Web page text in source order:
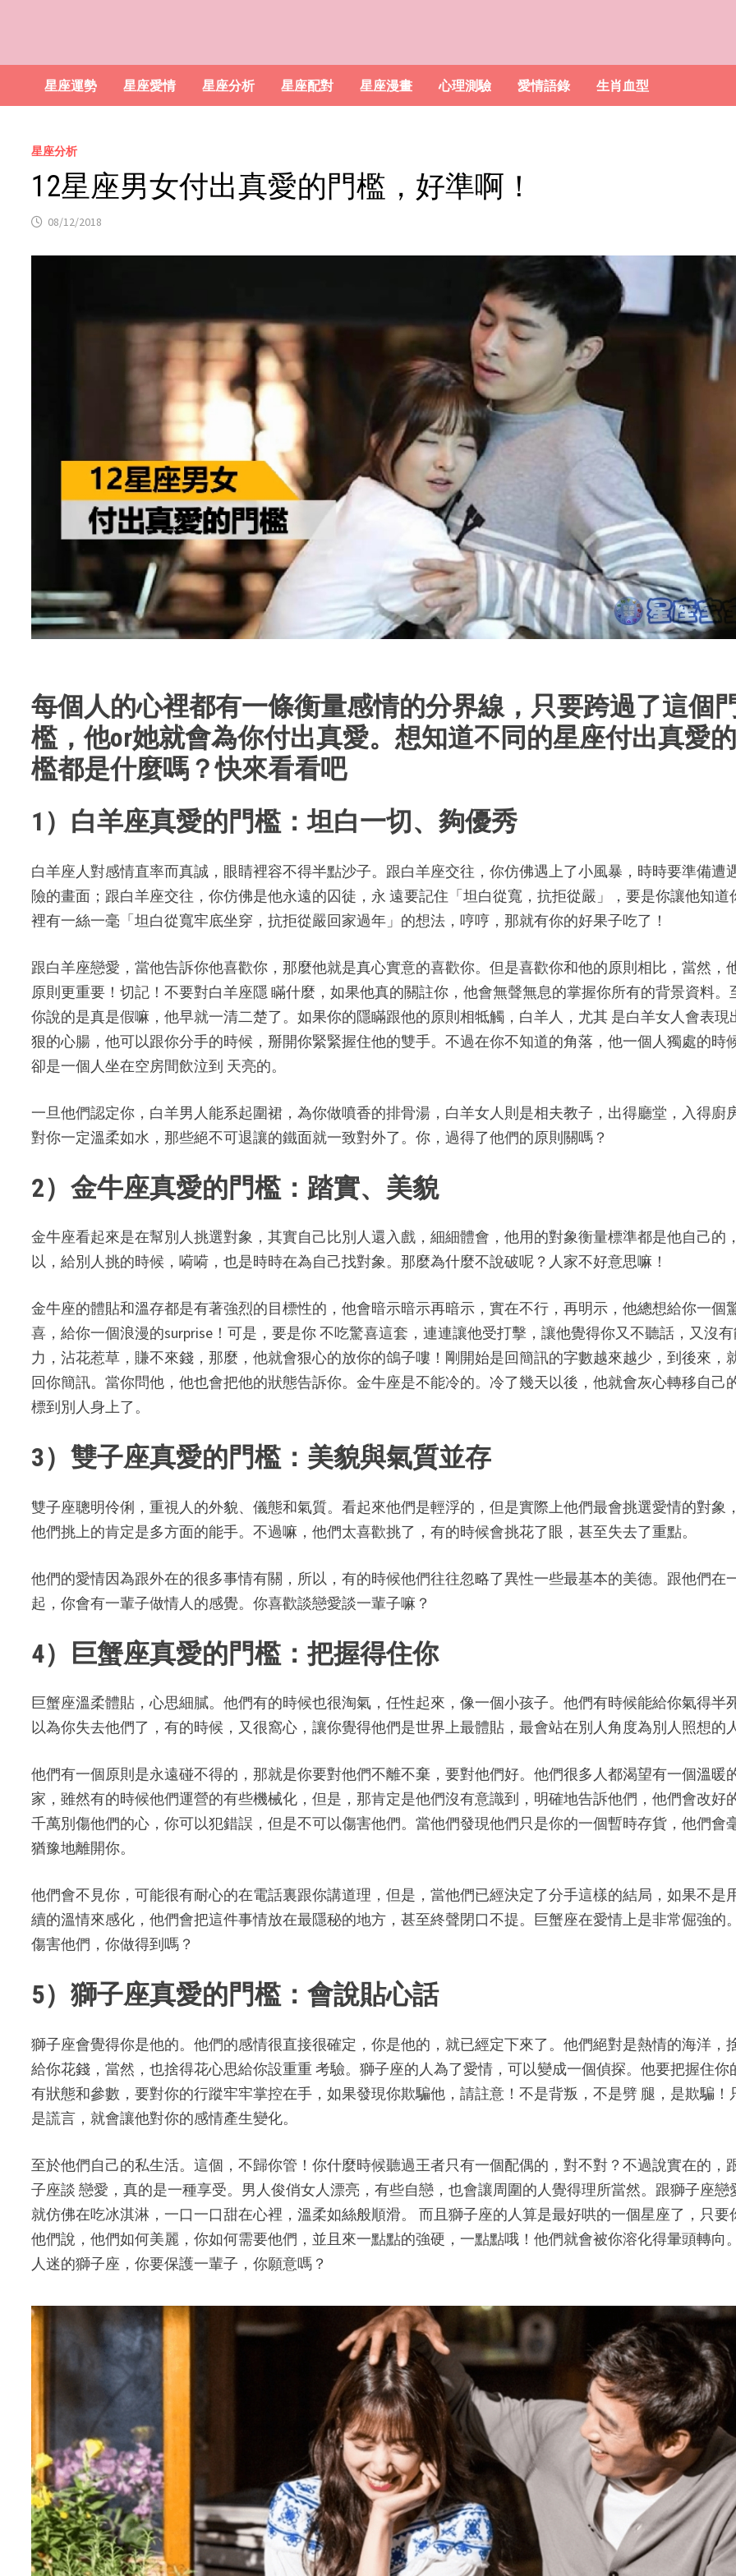
星座運勢 星座愛情 星座分析 星座配對 星座漫畫 心理測驗 愛情語錄 生肖血型
星座分析
12星座男女付出真愛的門檻，好準啊！
08/12/2018
每個人的心裡都有一條衡量感情的分界線，只要跨過了這個門
檻，他or她就會為你付出真愛。想知道不同的星座付出真愛
檻都是什麼嗎？快來看看吧
1）白羊座真愛的門檻：坦白一切、夠優秀
白羊座人對感情直率而真誠，眼睛裡容不得半點沙子。跟白羊座交往，你仿佛遇上了小風暴，時時要準備遭
險的畫面；跟白羊座交往，你仿佛是他永遠的囚徒，永 遠要記住「坦白從寬，抗拒從嚴」，要是你讓他知道
裡有一絲一毫「坦白從寬牢底坐穿，抗拒從嚴回家過年」的想法，哼哼，那就有你的好果子吃了！
跟白羊座戀愛，當他告訴你他喜歡你，那麼他就是真心實意的喜歡你。但是喜歡你和他的原則相比，當然，
原則更重要！切記！不要對白羊座隱 瞞什麼，如果他真的關註你，他會無聲無息的掌握你所有的背景資料。
你說的是真是假嘛，他早就一清二楚了。如果你的隱瞞跟他的原則相牴觸，白羊人，尤其 是白羊女人會表現
狠的心腸，他可以跟你分手的時候，掰開你緊緊握住他的雙手。不過在你不知道的角落，他一個人獨處的時
卻是一個人坐在空房間飲泣到 天亮的。
一旦他們認定你，白羊男人能系起圍裙，為你做噴香的排骨湯，白羊女人則是相夫教子，出得廳堂，入得廚
對你一定溫柔如水，那些絕不可退讓的鐵面就一致對外了。你，過得了他們的原則關嗎？
2）金牛座真愛的門檻：踏實、美貌
金牛座看起來是在幫別人挑選對象，其實自己比別人還入戲，細細體會，他用的對象衡量標準都是他自己的
以，給別人挑的時候，嗬嗬，也是時時在為自己找對象。那麼為什麼不說破呢？人家不好意思嘛！
金牛座的體貼和溫存都是有著強烈的目標性的，他會暗示暗示再暗示，實在不行，再明示，他總想給你一個
喜，給你一個浪漫的surprise！可是，要是你 不吃驚喜這套，連連讓他受打擊，讓他覺得你又不聽話，又沒
力，沾花惹草，賺不來錢，那麼，他就會狠心的放你的鴿子嘍！剛開始是回簡訊的字數越來越少，到後來，
回你簡訊。當你問他，他也會把他的狀態告訴你。金牛座是不能冷的。冷了幾天以後，他就會灰心轉移自己
標到別人身上了。
3）雙子座真愛的門檻：美貌與氣質並存
雙子座聰明伶俐，重視人的外貌、儀態和氣質。看起來他們是輕浮的，但是實際上他們最會挑選愛情的對象
他們挑上的肯定是多方面的能手。不過嘛，他們太喜歡挑了，有的時候會挑花了眼，甚至失去了重點。
他們的愛情因為跟外在的很多事情有關，所以，有的時候他們往往忽略了異性一些最基本的美德。跟他們在
起，你會有一輩子做情人的感覺。你喜歡談戀愛談一輩子嘛？
4）巨蟹座真愛的門檻：把握得住你
巨蟹座溫柔體貼，心思細膩。他們有的時候也很淘氣，任性起來，像一個小孩子。他們有時候能給你氣得半
以為你失去他們了，有的時候，又很窩心，讓你覺得他們是世界上最體貼，最會站在別人角度為別人照想的人
他們有一個原則是永遠碰不得的，那就是你要對他們不離不棄，要對他們好。他們很多人都渴望有一個溫暖
家，雖然有的時候他們運營的有些機械化，但是，那肯定是他們沒有意識到，明確地告訴他們，他們會改好的
千萬別傷他們的心，你可以犯錯誤，但是不可以傷害他們。當他們發現他們只是你的一個暫時存貨，他們會
猶豫地離開你。
他們會不見你，可能很有耐心的在電話裏跟你講道理，但是，當他們已經決定了分手這樣的結局，如果不是
續的溫情來感化，他們會把這件事情放在最隱秘的地方，甚至終聲閉口不提。巨蟹座在愛情上是非常倔強的
傷害他們，你做得到嗎？
5）獅子座真愛的門檻：會說貼心話
獅子座會覺得你是他的。他們的感情很直接很確定，你是他的，就已經定下來了。他們絕對是熱情的海洋，
給你花錢，當然，也捨得花心思給你設重重 考驗。獅子座的人為了愛情，可以變成一個偵探。他要把握住你
有狀態和參數，要對你的行蹤牢牢掌控在手，如果發現你欺騙他，請註意！不是背叛，不是劈 腿，是欺騙！
是謊言，就會讓他對你的感情產生變化。
至於他們自己的私生活。這個，不歸你管！你什麼時候聽過王者只有一個配偶的，對不對？不過說實在的，
子座談 戀愛，真的是一種享受。男人俊俏女人漂亮，有些自戀，也會讓周圍的人覺得理所當然。跟獅子座戀
就仿佛在吃冰淇淋，一口一口甜在心裡，溫柔如絲般順滑。 而且獅子座的人算是最好哄的一個星座了，只要
他們說，他們如何美麗，你如何需要他們，並且來一點點的強硬，一點點哦！他們就會被你溶化得暈頭轉向
人迷的獅子座，你要保護一輩子，你願意嗎？